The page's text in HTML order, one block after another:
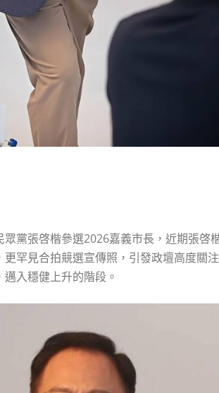
眾黨張啓楷參選2026嘉義市長，近期張
罕見合拍競選宣傳照，引發政壇高度關
入穩健上升的階段。